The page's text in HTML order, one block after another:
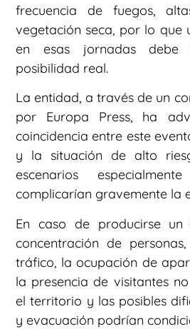
frecuencia de fuegos,
vegetación seca, por lo que
en esas jornadas debe
posibilidad real.
La entidad, a través de un
por Europa Press, ha
coincidencia entre este
y la situación de alto
escenarios
complicarían gravemente la
En caso de producirse
concentración de
tráfico, la ocupación de
la presencia de visitantes
el territorio y las posibles
y evacuación podrían